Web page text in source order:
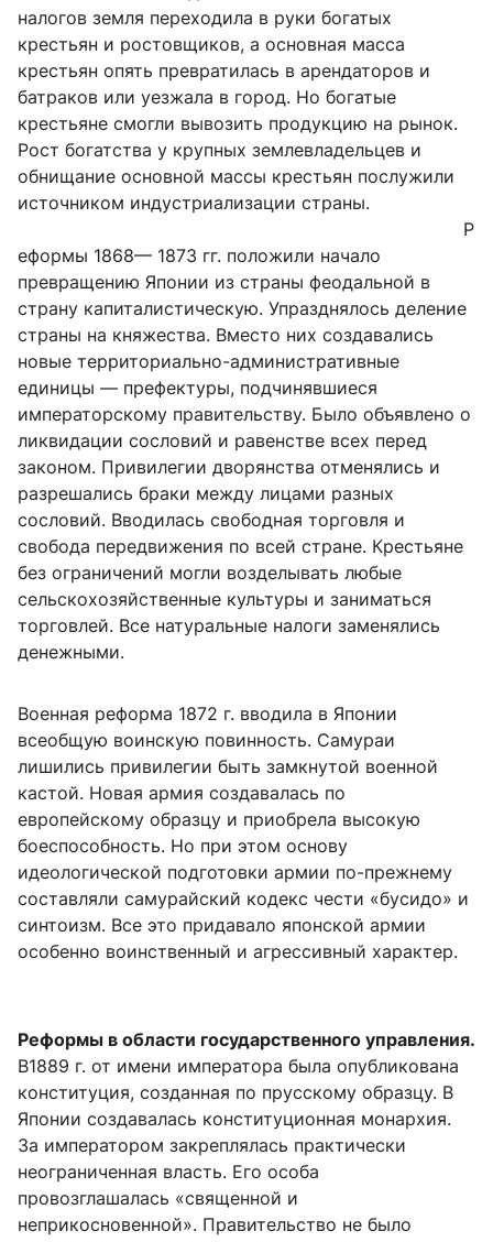
налогов земля переходила в руки богатых
крестьян и ростовщиков, а основная масса
крестьян опять превратилась в арендаторов и
батраков или уезжала в город. Но богатые
крестьяне смогли вывозить продукцию на рынок.
Рост богатства у крупных землевладельцев и
обнищание основной массы крестьян послужили
источником индустриализации страны.
Р
еформы 1868— 1873 гг. положили начало
превращению Японии из страны феодальной в
страну капиталистическую. Упразднялось деление
страны на княжества. Вместо них создавались
новые территориально-административные
единицы — префектуры, подчинявшиеся
императорскому правительству. Было объявлено о
ликвидации сословий и равенстве всех перед
законом. Привилегии дворянства отменялись и
разрешались браки между лицами разных
сословий. Вводилась свободная торговля и
свобода передвижения по всей стране. Крестьяне
без ограничений могли возделывать любые
сельскохозяйственные культуры и заниматься
торговлей. Все натуральные налоги заменялись
денежными.
Военная реформа 1872 г. вводила в Японии
всеобщую воинскую повинность. Самураи
лишились привилегии быть замкнутой военной
кастой. Новая армия создавалась по
европейскому образцу и приобрела высокую
боеспособность. Но при этом основу
идеологической подготовки армии по-прежнему
составляли самурайский кодекс чести «бусидо» и
синтоизм. Все это придавало японской армии
особенно воинственный и агрессивный характер.
Реформы в области государственного управления.
В1889 г. от имени императора была опубликована
конституция, созданная по прусскому образцу. В
Японии создавалась конституционная монархия.
За императором закреплялась практически
неограниченная власть. Его особа
провозглашалась «священной и
неприкосновенной». Правительство не было